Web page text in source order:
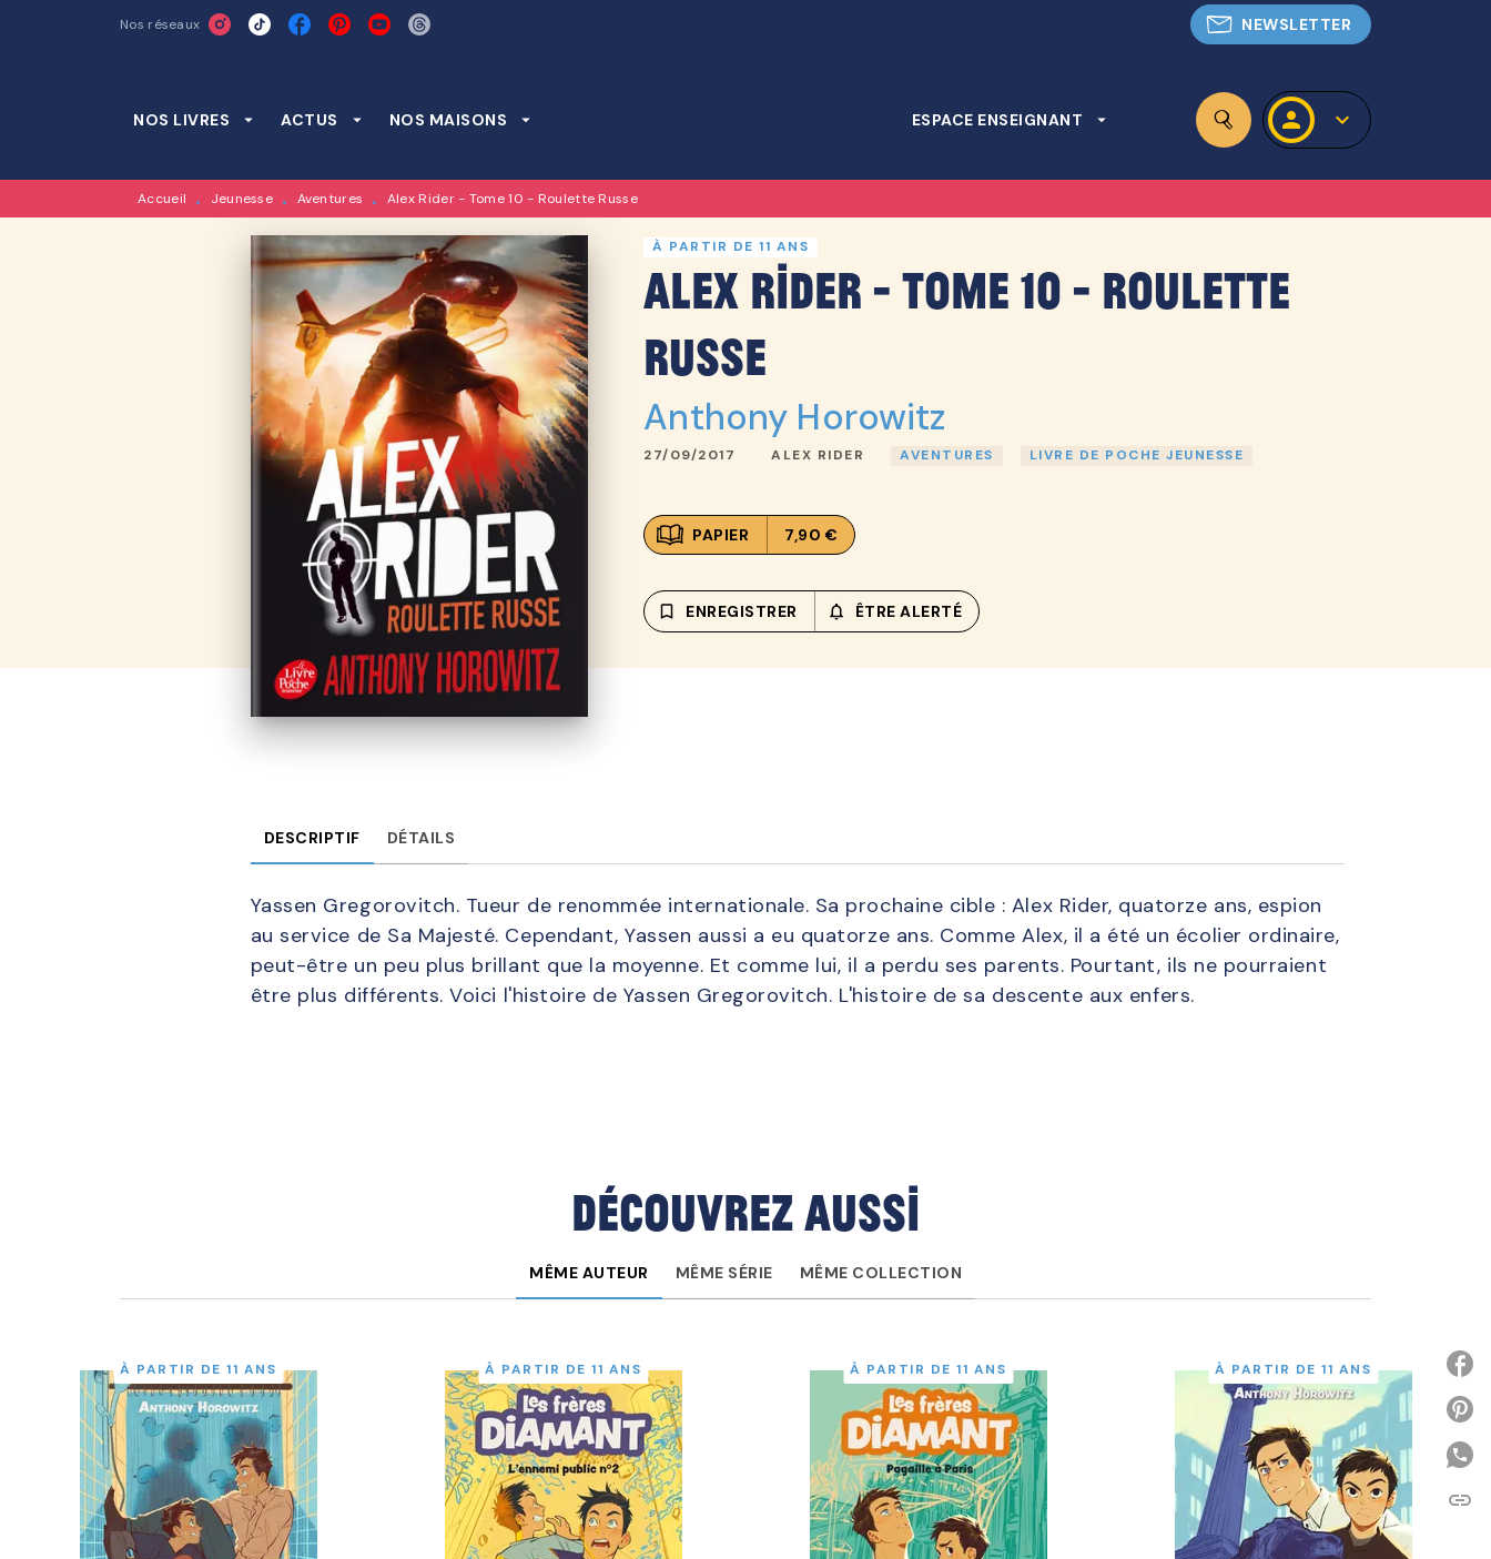
RECHERCHE CONTENU
Nos réseaux NEWSLETTER
personn keyboard_arrow_down
NOS LIVRES arrow_drop_down ACTUS arrow_drop_down NOS MAISONS arrow_drop_down ESPACE ENSEIGNANT arrow_drop_down
search
Accueil • Jeunesse • Aventures • Alex Rider - Tome 10 - Roulette Russe
À PARTIR DE 11 ANS
Alex Rider - Tome 10 - Roulette
Russe
Anthony Horowitz
27/09/2017 ALEX RIDER AVENTURES LIVRE DE POCHE JEUNESSE
PAPIER 7,90 €
bookmark_border ENREGISTRER notifications_none_outlined
ÊTRE ALERTÉ
DESCRIPTIF DÉTAILS
Yassen Gregorovitch. Tueur de renommée internationale. Sa prochaine cible : Alex Rider, quatorze ans, espion
au service de Sa Majesté. Cependant, Yassen aussi a eu quatorze ans. Comme Alex, il a été un écolier ordinaire,
peut-être un peu plus brillant que la moyenne. Et comme lui, il a perdu ses parents. Pourtant, ils ne pourraient
être plus différents. Voici l'histoire de Yassen Gregorovitch. L'histoire de sa descente aux enfers.
Découvrez aussi
MÊME AUTEUR MÊME SÉRIE MÊME COLLECTION
À PARTIR DE 11 ANS À PARTIR DE 11 ANS À PARTIR DE 11 ANS À PARTIR DE 11 ANS
link